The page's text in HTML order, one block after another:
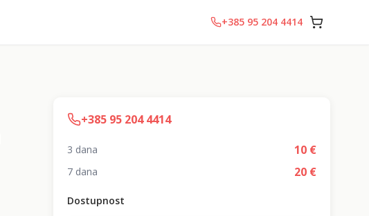
+385 95 204 4414
+385 95 204 4414
3 dana 10 €
7 dana 20 €
Dostupnost